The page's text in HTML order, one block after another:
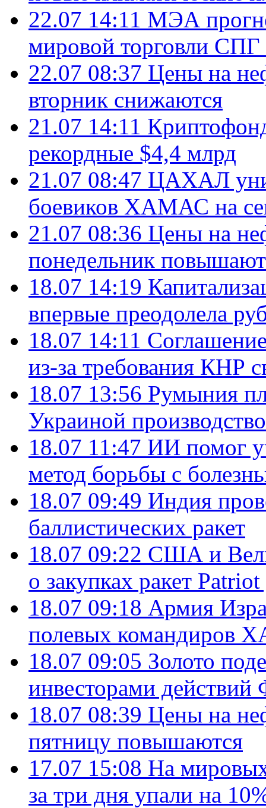
22.07 14:11 МЭА
мировой торговли СПГ
22.07 08:37 Цены на
вторник снижаются
21.07 14:11
рекордные $4,4 млрд
21.07 08:47 ЦАХАЛ
боевиков ХАМАС на
21.07 08:36 Цены на
понедельник
18.07 14:19
впервые преодолела
18.07 14:11
из-за требования КНР
18.07 13:56 Румыния
Украиной
18.07 11:47 ИИ помог
метод борьбы с
18.07 09:49 Индия
баллистических ракет
18.07 09:22 США и
о закупках ракет
18.07 09:18 Армия
полевых командиров
18.07 09:05 Золото
инвесторами
18.07 08:39 Цены на
пятницу повышаются
17.07 15:08 На
за три дня упали на